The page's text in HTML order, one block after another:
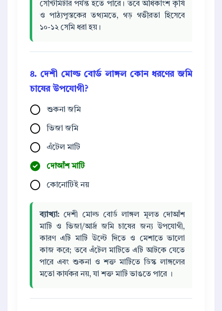
সেন্টিমিটার পর্যন্ত হতে পারে। তবে অধিকাংশ কৃষি
ও পাঠ্যপুস্তকের তথ্যমতে, গড় গভীরতা হিসেবে
১০-১২ সেমি ধরা হয়।
৪. দেশী মোল্ড বোর্ড লাঙ্গল কোন ধরণের জমি
চাষের উপযোগী?
শুকনা জমি
ভিজা জমি
এঁটেল মাটি
দোআঁশ মাটি
কোনোটিই নয়
ব্যাখ্যা: দেশী মোল্ড বোর্ড লাঙ্গল মূলত দোআঁশ
মাটি ও ভিজা/আর্দ্র জমি চাষের জন্য উপযোগী,
কারণ এটি মাটি উল্টে দিতে ও মেশাতে ভালো
কাজ করে; তবে এঁটেল মাটিতে এটি আটকে যেতে
পারে এবং শুকনা ও শক্ত মাটিতে ডিস্ক লাঙ্গলের
মতো কার্যকর নয়, যা শক্ত মাটি ভাঙতে পারে ।